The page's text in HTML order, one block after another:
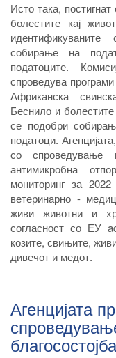
Исто така,
болестите кај
собирање на
податоците.
спроведува
Африканска
Беснило и
се подобри
податоци.
со спроведување
антимикробна
мониторинг за
ветеринарно -
живи животни и
согласност со ЕУ
козите, свињите,
дивечот и медот.
Агенцијата